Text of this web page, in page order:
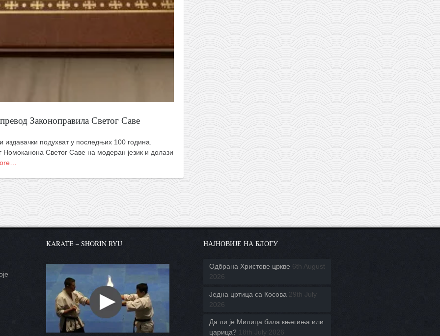
Законоправила Светог Саве
издавачки подухват у последњих 100 година.
Номоканона Светог Саве на модеран језик и долази
KARATE – SHORIN RYU НАЈНОВИЈЕ НА БЛОГУ
Одбрана Христове цркве 6th August
2026
Једна цртица са Косова 29th July
2026
Да ли је Милица била књегиња или
царица? 18th July 2026